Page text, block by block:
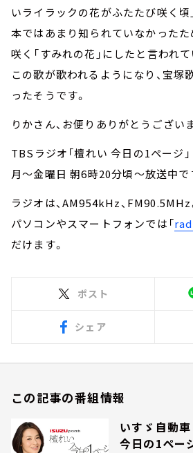
いライラックの花がふたたび咲く頃
本ではあまり知られていなかったた
咲く「すみれの花」にしたと言われ
この歌が歌われるようになり、宝塚
ったそうです。
りかさん、お便りありがとうござい
TBSラジオ「檀れい 今日の1ページ」
月～金曜日 朝6時20分頃～放送中で
ラジオは、AM954kHz、FM90.5MHz
パソコンやスマートフォンでは「
だけます。
ポスト
シェア
この記事の番組情報
いすゞ自動
今日の1ペー